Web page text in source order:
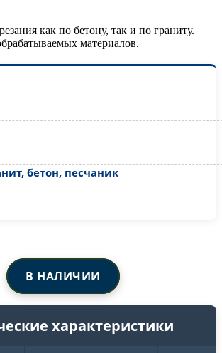
как по бетону, так и по граниту.
материалов.
бетон, песчаник
В НАЛИЧИИ
характеристики